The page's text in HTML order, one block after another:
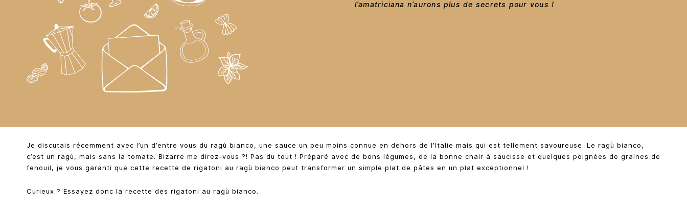
l’amatriciana n’aurons plus de secrets pour vous !
Je discutais récemment avec l’un d’entre vous du ragù bianco, une sauce un peu moins connue en dehors de l’Italie mais qui est tellement savoureuse. Le ragù bianco,
c’est un ragù, mais sans la tomate. Bizarre me direz-vous ?! Pas du tout ! Préparé avec de bons légumes, de la bonne chair à saucisse et quelques poignées de graines de
fenouil, je vous garanti que cette recette de rigatoni au ragù bianco peut transformer un simple plat de pâtes en un plat exceptionnel !
Curieux ? Essayez donc la recette des rigatoni au ragù bianco.